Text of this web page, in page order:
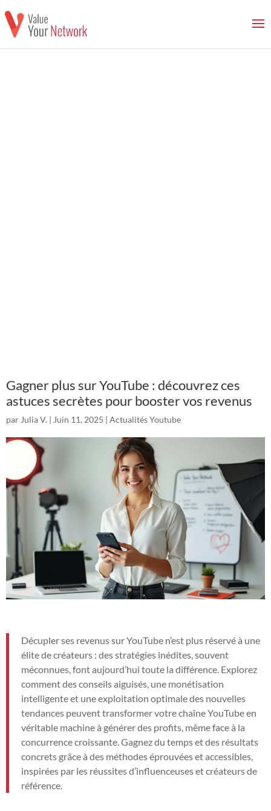
Gagner plus sur YouTube : découvrez ces
astuces secrètes pour booster vos revenus
par Julia V. | Juin 11, 2025 | Actualités Youtube
Décupler ses revenus sur YouTube n’est plus réservé à une
élite de créateurs : des stratégies inédites, souvent
méconnues, font aujourd’hui toute la différence. Explorez
comment des conseils aiguisés, une monétisation
intelligente et une exploitation optimale des nouvelles
tendances peuvent transformer votre chaîne YouTube en
véritable machine à générer des profits, même face à la
concurrence croissante. Gagnez du temps et des résultats
concrets grâce à des méthodes éprouvées et accessibles,
inspirées par les réussites d’influenceuses et créateurs de
référence.